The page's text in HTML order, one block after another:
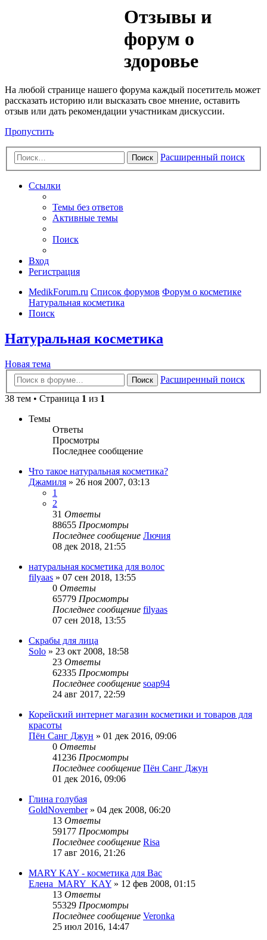
Отзывы и
форум о
здоровье
На любой странице нашего форума каждый посетитель может
рассказать историю или высказать свое мнение, оставить
отзыв или дать рекомендации участникам дискуссии.
Пропустить
Поиск Расширенный поиск
Ссылки
Темы без ответов
Активные темы
Поиск
Вход
Регистрация
MedikForum.ru Список форумов Форум о косметике
Натуральная косметика
Поиск
Натуральная косметика
Новая тема
Поиск
Расширенный поиск
38 тем • Страница 1 из 1
Темы
Ответы
Просмотры
Последнее сообщение
Что такое натуральная косметика?
Джамиля » 26 ноя 2007, 03:13
1
2
31 Ответы
88655 Просмотры
Последнее сообщение Лючия
08 дек 2018, 21:55
натуральная косметика для волос
filyaas » 07 сен 2018, 13:55
0 Ответы
65779 Просмотры
Последнее сообщение filyaas
07 сен 2018, 13:55
Скрабы для лица
Solo » 23 окт 2008, 18:58
23 Ответы
62335 Просмотры
Последнее сообщение soap94
24 авг 2017, 22:59
Корейский интернет магазин косметики и товаров для
красоты
Пён Санг Джун » 01 дек 2016, 09:06
0 Ответы
41236 Просмотры
Последнее сообщение Пён Санг Джун
01 дек 2016, 09:06
Глина голубая
GoldNovember» 04 дек 2008, 06:20
13 Ответы
59177 Просмотры
Последнее сообщение Risa
17 авг 2016, 21:26
MARY KAY - косметика для Вас
Елена_MARY_KAY » 12 фев 2008, 01:15
13 Ответы
55329 Просмотры
Последнее сообщение Veronka
25 июл 2016, 14:47